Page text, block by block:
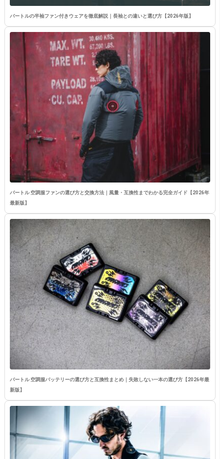
バートルの半袖ファン付きウェアを徹底解説｜長袖との違いと選び方【2026年版】
バートル 空調服ファンの選び方と交換方法｜風量・互換性までわかる完全ガイド【2026年
最新版】
バートル 空調服バッテリーの選び方と互換性まとめ｜失敗しない一本の選び方【2026年最
新版】